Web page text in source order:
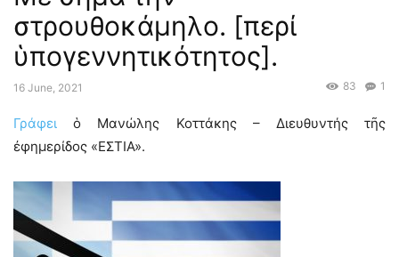
στρουθοκάμηλο. [περί
ὑπογεννητικότητος].
16 June, 2021 1
83
Γράφει ὁ Μανώλης Κοττάκης – Διευθυντής τῆς
ἐφημερίδος «ΕΣΤΙΑ».